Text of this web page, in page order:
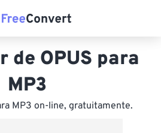
de OPUS para
MP3
MP3 on-line, gratuitamente.